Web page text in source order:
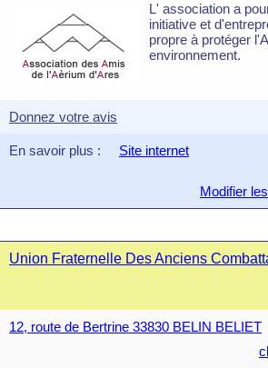
L' association a
initiative et
propre à protéger
environnement.
Donnez votre avis
En savoir plus : Site internet
Modifier
Union Fraternelle Des Anciens
12, route de Bertrine 33830 BELIN BELIET